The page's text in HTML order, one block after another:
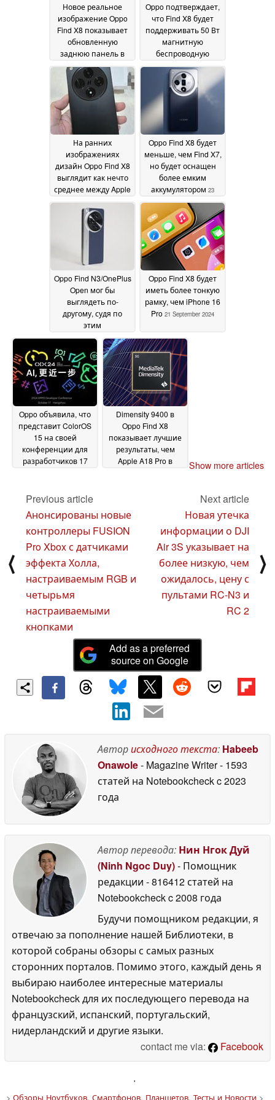
Новое реальное
изображение Oppo
Find X8 показывает
обновленную
заднюю панель в
другом цвете02
October 2024
Oppo подтверждает,
что Find X8 будет
поддерживать 50 Вт
магнитную
беспроводную
зарядку30 September
2024
На ранних
изображениях
дизайн Oppo Find X8
выглядит как нечто
среднее между Apple
iPhone 16 Pro и
OnePlus Open
September 2024
Oppo Find X8 будет
меньше, чем Find X7,
но будет оснащен
более емким
аккумулятором 23
September 2024
Oppo Find N3/OnePlus
Open мог бы
выглядеть по-
другому, судя по
этим
просочившимся
изображениям23
September 2024
Oppo Find X8 будет
иметь более тонкую
рамку, чем iPhone 16
Pro 21 September 2024
Oppo объявила, что
представит ColorOS
15 на своей
конференции для
разработчиков 17
Dimensity 9400 в
Oppo Find X8
показывает лучшие
результаты, чем
Apple A18 Pro в
Show more articles
⟨
Previous article
Анонсированы новые
контроллеры FUSION
Pro Xbox с датчиками
эффекта Холла,
настраиваемым RGB и
четырьмя
настраиваемыми
кнопками
Next article
Новая утечка
информации о DJI
Air 3S указывает на
более низкую, чем
ожидалось, цену с
пультами RC-N3 и
RC 2
⟩
Add as a preferred
source on Google
Авторисходного текста: Habeeb
Onawole- Magazine Writer- 1593
статей на Notebookcheckc 2023
года
Автор перевода: Нин Нгок Дуй
(Ninh Ngoc Duy)- Помощник
редакции - 816412 статей на
Notebookcheckc 2008 года
Будучи помощником редакции, я
отвечаю за пополнение нашей Библиотеки, в
которой собраны обзоры с самых разных
сторонних порталов. Помимо этого, каждый день я
выбираю наиболее интересные материалы
Notebookcheck для их последующего перевода на
французский, испанский, португальский,
нидерландский и другие языки.
contact me via:
Facebook
'
> Обзоры Ноутбуков, Смартфонов, Планшетов. Тесты и Новости>